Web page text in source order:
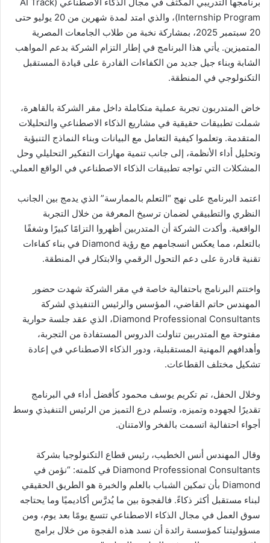
Internship Program)، والذي امتد لمدة شهرين من 20 يوليو حتى
20 سبتمبر 2025، بمشاركة نخبة من طلاب الجامعات المصرية
المتميزين. يأتي هذا البرنامج في إطار التزام الشركة بدعم المواهب
الشابة وبناء جيل جديد من الكفاءات القادرة على قيادة المستقبل
التكنولوجي في المنطقة.
خاض المتدربون تجربة عملية متكاملة داخل مقر الشركة بالقاهرة،
شملت تطبيقات حقيقية في مشاريع الذكاء الاصطناعي والتحليلات
المتقدمة. وتعلموا كيفية التعامل مع البيانات وبناء النماذج التنبؤية
وتحليل أداء الأنظمة، إلى جانب تنمية مهارات التفكير التحليلي وحل
المشكلات التي تواجه تطبيقات الذكاء الاصطناعي في الواقع العملي.
اعتمد البرنامج على نهج “التعلم بالممارسة” الذي يدمج بين الجانب
النظري والتطبيقي لضمان ترسيخ المعرفة من خلال التجربة
الواقعية. وأكدت الشركة أن المتدربين أظهروا التزامًا كبيرًا وشغفًا
بالتعلم، مما يعكس انسجامهم مع رؤية Diamond في بناء كفاءات
تقنية قادرة على دعم التحول الرقمي والابتكار في المنطقة.
واختتم البرنامج باحتفالية خاصة في مقر الشركة شهدت حضور
المهندس حاتم القاضي، المؤسس والرئيس التنفيذي لشركة
Diamond Professional Consultants، الذي عقد جلسة حوارية
مفتوحة مع المتدربين تناولت الدروس المستفادة من التجربة،
وأهدافهم المهنية المستقبلية، ودور الذكاء الاصطناعي في إعادة
تشكيل مختلف القطاعات.
وخلال الحفل، تم تكريم يوسف محمود كأفضل أداء في البرنامج
تقديرًا لجهوده وتميزه، وتسلم درع التميز من الرئيس التنفيذي وسط
أجواء احتفالية اتسمت بالفخر والامتنان.
وقال المهندس أنس الخطيب، رئيس قطاع التكنولوجيا بشركة
Diamond Professional Consultants في كلمته: “نؤمن في
Diamond بأن تمكين الشباب بالعلم والخبرة هو الطريق الحقيقي
لبناء مستقبل أكثر ذكاءً. فالفجوة بين ما يُدرَّس أكاديميًا وما يحتاجه
سوق العمل في مجال الذكاء الاصطناعي تتسع يومًا بعد يوم، ومن
مسؤوليتنا كمؤسسة رائدة أن نسد هذه الفجوة من خلال برامج